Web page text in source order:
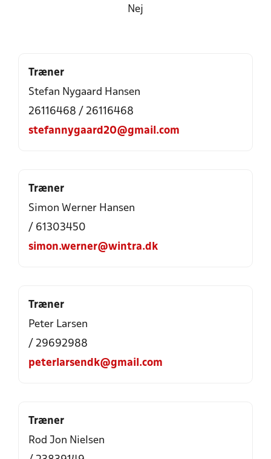
Nej
Træner
Stefan Nygaard Hansen
26116468 / 26116468
stefannygaard20@gmail.com
Træner
Simon Werner Hansen
/ 61303450
simon.werner@wintra.dk
Træner
Peter Larsen
/ 29692988
peterlarsendk@gmail.com
Træner
Rod Jon Nielsen